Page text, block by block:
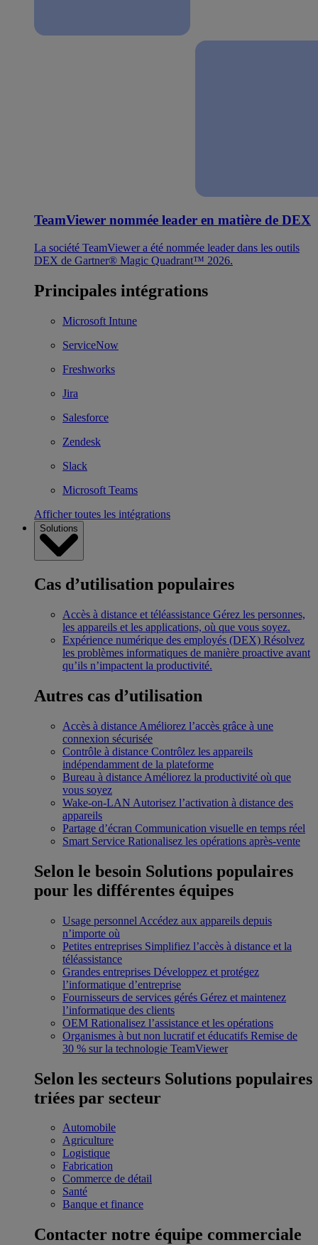
TeamViewer nommée leader en matière de DEX
La société TeamViewer a été nommée leader dans les outils
DEX de Gartner® Magic Quadrant™ 2026.
Principales intégrations
Microsoft Intune
ServiceNow
Freshworks
Jira
Salesforce
Zendesk
Slack
Microsoft Teams
Afficher toutes les intégrations
Solutions
Cas d’utilisation populaires
Accès à distance et téléassistance Gérez les personnes,
les appareils et les applications, où que vous soyez.
Expérience numérique des employés (DEX) Résolvez
les problèmes informatiques de manière proactive avant
qu’ils n’impactent la productivité.
Autres cas d’utilisation
Accès à distance Améliorez l’accès grâce à une
connexion sécurisée
Contrôle à distance Contrôlez les appareils
indépendamment de la plateforme
Bureau à distance Améliorez la productivité où que
vous soyez
Wake-on-LAN Autorisez l’activation à distance des
appareils
Partage d’écran Communication visuelle en temps réel
Smart Service Rationalisez les opérations après-vente
Selon le besoin Solutions populaires
pour les différentes équipes
Usage personnel Accédez aux appareils depuis
n’importe où
Petites entreprises Simplifiez l’accès à distance et la
téléassistance
Grandes entreprises Développez et protégez
l’informatique d’entreprise
Fournisseurs de services gérés Gérez et maintenez
l’informatique des clients
OEM Rationalisez l’assistance et les opérations
Organismes à but non lucratif et éducatifs Remise de
30 % sur la technologie TeamViewer
Selon les secteurs Solutions populaires
triées par secteur
Automobile
Agriculture
Logistique
Fabrication
Commerce de détail
Santé
Banque et finance
Contacter notre équipe commerciale